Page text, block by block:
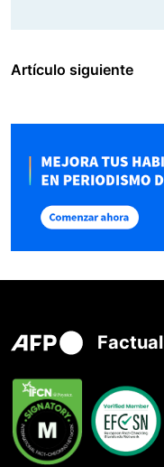
Artículo siguiente
Factual